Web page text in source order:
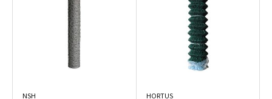
NSH HORTUS